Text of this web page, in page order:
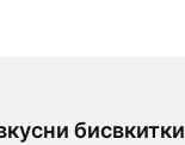
бисвкитки